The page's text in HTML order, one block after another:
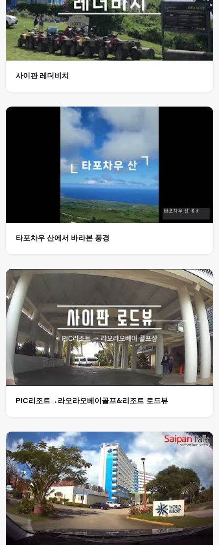
사이판 레더비치
타포차우 산에서 바라본 풍경
PIC리조트→라오라오베이골프&리조트 로드뷰